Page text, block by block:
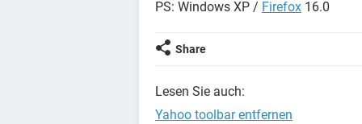
PS: Windows XP / Firefox 16.0
Share
Lesen Sie auch:
Yahoo toolbar entfernen